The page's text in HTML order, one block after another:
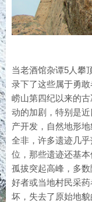
当老酒馆杂谭5人攀
录下了这些属于勇敢
崂山第四纪以来的
动的加剧，特别是
产开发，自然地形
全非，许多遗迹几
位，那些遗迹还基
孤拔突起高峰，多
好者或当地村民采
坏，失去了原始地